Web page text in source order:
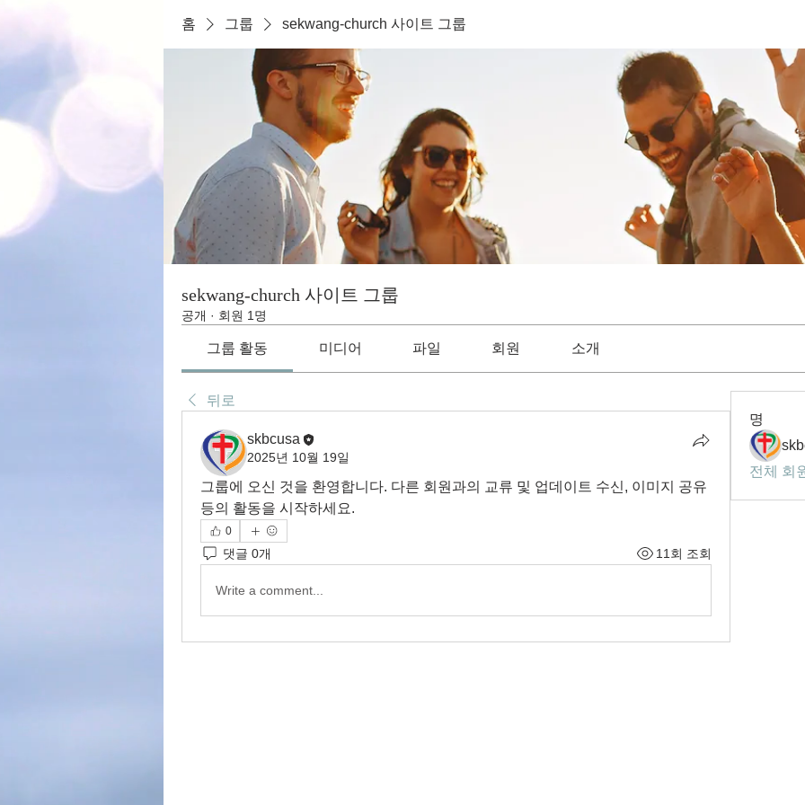
홈 그룹 sekwang-church 사이트 그룹
sekwang-church 사이트 그룹
공개 · 회원 1명
그룹 활동 미디어 파일 회원 소개
뒤로
skbcusa
2025년 10월 19일
그룹에 오신 것을 환영합니다. 다른 회원과의 교류 및 업데이트 수신, 이미지 공유
등의 활동을 시작하세요.
0
댓글 0개 11회 조회
Write a comment...
명
전체 회